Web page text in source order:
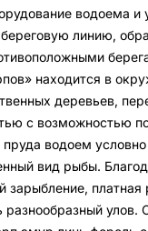
водоема
линию,
находится в
деревьев,
с возможностью
водоем
вид рыбы.
зарыбление,
разнообразный улов.